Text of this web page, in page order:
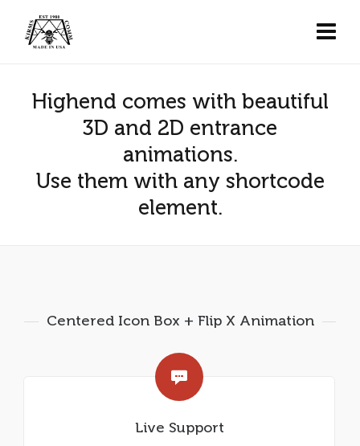
Highend comes with beautiful
3D and 2D entrance
animations.
Use them with any shortcode
element.
Centered Icon Box + Flip X Animation
Live Support